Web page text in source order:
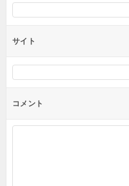
サイト
コメント